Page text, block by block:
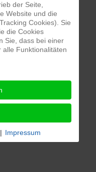
die sicher auf
Herausforderung
oder
der Seite,
Website und die
Cookies). Sie
die Cookies
Sie, dass bei einer
alle Funktionalitäten
| Impressum